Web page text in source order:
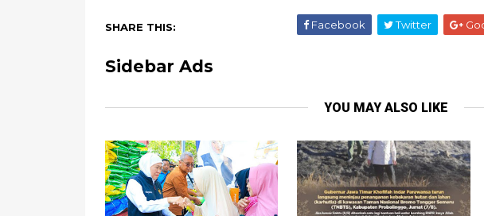
SHARE THIS: Facebook Twitter
Sidebar Ads
YOU MAY ALSO LIKE